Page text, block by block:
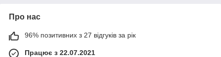
Про нас
96% позитивних з 27 відгуків за рік
Працює з 22.07.2021